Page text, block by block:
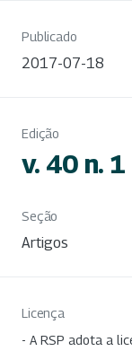
Publicado
2017-07-18
Edição
v. 40 n.
Seção
Artigos
Licença
- A RSP adota a